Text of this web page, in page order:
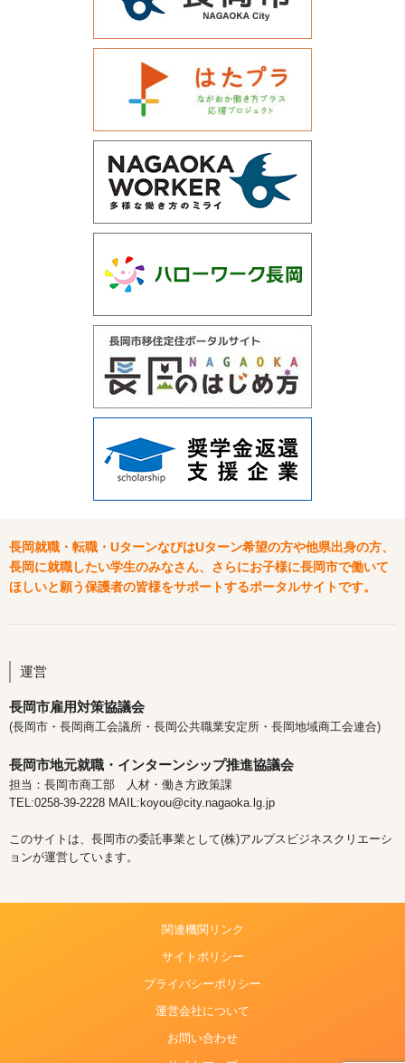
長岡就職・転職・UターンなびはUターン希望の方や他県出身の方、
長岡に就職したい学生のみなさん、さらにお子様に長岡市で働いて
ほしいと願う保護者の皆様をサポートするポータルサイトです。
運営
長岡市雇用対策協議会
(長岡市・長岡商工会議所・長岡公共職業安定所・長岡地域商工会連合)
長岡市地元就職・インターンシップ推進協議会
担当：長岡市商工部 人材・働き方政策課
TEL:0258-39-2228 MAIL:koyou@city.nagaoka.lg.jp
このサイトは、長岡市の委託事業として(株)アルプスビジネスクリエーシ
ョンが運営しています。
関連機関リンク
サイトポリシー
プライバシーポリシー
運営会社について
お問い合わせ